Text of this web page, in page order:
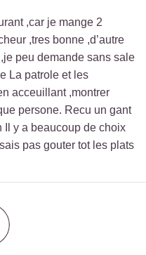
,car je mange 2
,tres bonne ,d’autre
peu demande sans sale
La patrole et les
acceuillant ,montrer
persone. Recu un gant
Il y a beaucoup de choix
pas gouter tot les plats